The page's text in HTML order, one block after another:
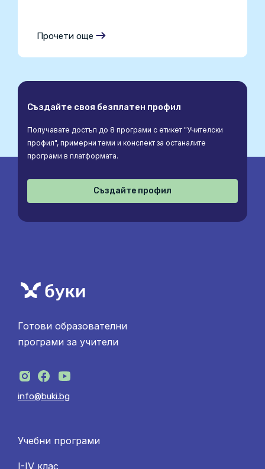
Прочети още
Създайте своя безплатен профил
Получавате достъп до 8 програми с етикет "Учителски
профил", примерни теми и конспект за останалите
програми в платформата.
Създайте профил
Готови образователни
програми за учители
info@buki.bg
Учебни програми
I-IV клас